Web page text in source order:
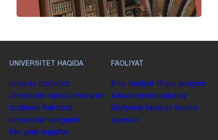
UNIVERSITET HAQIDA
Umumiy maʼlumot
Universitet tarixi Universitet
tuzilmasi
Rektorat
Universitet kengashi
Me'yoriy hujjatlar
FAOLIYAT
Ilmiy faoliyat Oʻquv jarayoni
Xalqaro munosabatlar
Moliyaviy faoliyat Yoshlar
siyosati